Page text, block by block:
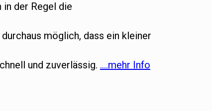
der Regel die
möglich, dass ein kleiner
und zuverlässig. ….mehr Info